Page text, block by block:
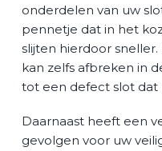
onderdelen van uw
pennetje dat in het
slijten hierdoor
kan zelfs afbreken in
tot een defect slot
Daarnaast heeft een
gevolgen voor uw